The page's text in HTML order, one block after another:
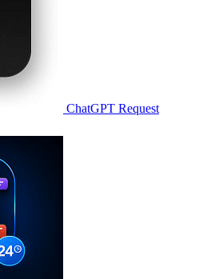
ChatGPT Request